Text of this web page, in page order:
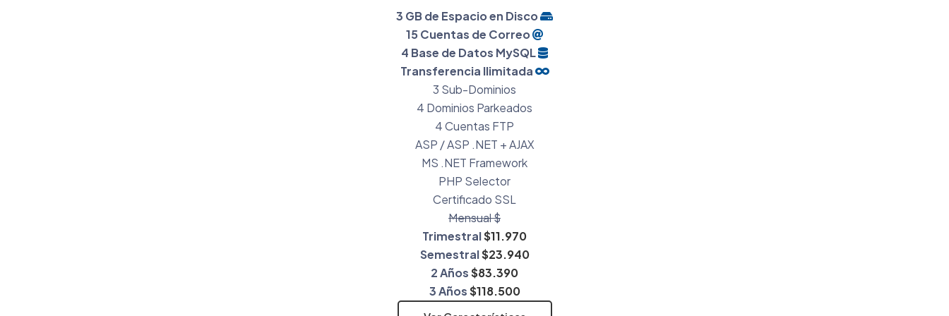
3 GB de Espacio en Disco
15 Cuentas de Correo
4 Base de Datos MySQL
Transferencia Ilimitada
3 Sub-Dominios
4 Dominios Parkeados
4 Cuentas FTP
ASP / ASP .NET + AJAX
MS .NET Framework
PHP Selector
Certificado SSL
Mensual $
Trimestral$11.970
Semestral$23.940
2 Años$83.390
3 Años$118.500